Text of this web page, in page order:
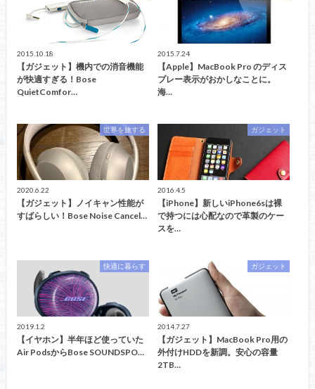
2015.10.18
【ガジェット】機内での消音機能
が快適すぎる！Bose
QuietComfor…
2015.7.24
【Apple】MacBook Pro のディス
プレー表示がおかしなことに。
海…
世界を旅する
2020.6.22
【ガジェット】ノイキャン性能が
すばらしい！Bose Noise Cancel…
ガジェット
2016.4.5
【iPhone】新しいiPhone6sは裸
で持つには心配なので革製のケー
スを…
快適に暮らす
2019.1.2
【イヤホン】半年ほど使っていた
Air PodsからBose SOUNDSPO…
ガジェット
2014.7.27
【ガジェット】MacBook Pro用の
外付けHDDを新調。安心の容量
2TB…